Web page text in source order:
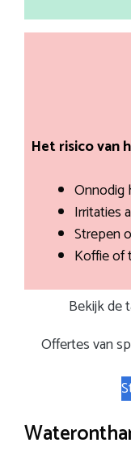
Het risico van
Onnodig
Irritaties
Strepen
Koffie of
Bekijk de
Offertes van